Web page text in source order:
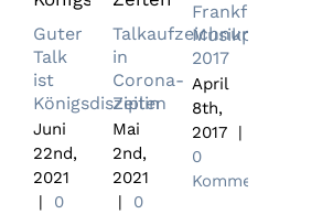
Guter
Talk
ist
Königsdisziplin
Juni
22nd,
2021
0
Talkaufzeichnung
in
Corona-
Zeiten
Mai
2nd,
2021
0
Frankfurter
Musikpreis
2017
April
8th,
2017
0
Kommentare